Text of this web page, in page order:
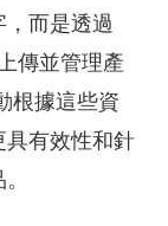
而是透過
傳並管理產
根據這些資
具有效性和針